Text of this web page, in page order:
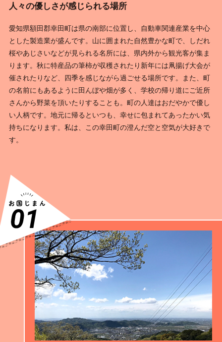
人々の優しさが感じられる場所
愛知県額田郡幸田町は県の南部に位置し、自動車関連産業を中心
とした製造業が盛んです。山に囲まれた自然豊かな町で、しだれ
桜やあじさいなどが見られる名所には、県内外から観光客が集ま
ります。秋に特産品の筆柿が収穫されたり新年には凧揚げ大会が
催されたりなど、四季を感じながら過ごせる場所です。また、町
の名前にもあるように田んぼや畑が多く、学校の帰り道にご近所
さんから野菜を頂いたりすることも。町の人達はおだやかで優し
い人柄です。地元に帰るといつも、幸せに包まれてあったかい気
持ちになります。私は、この幸田町の澄んだ空と空気が大好きで
す。